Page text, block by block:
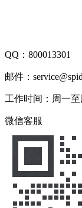
QQ： 800013301
邮件：
工作时间：周一至
微信客服